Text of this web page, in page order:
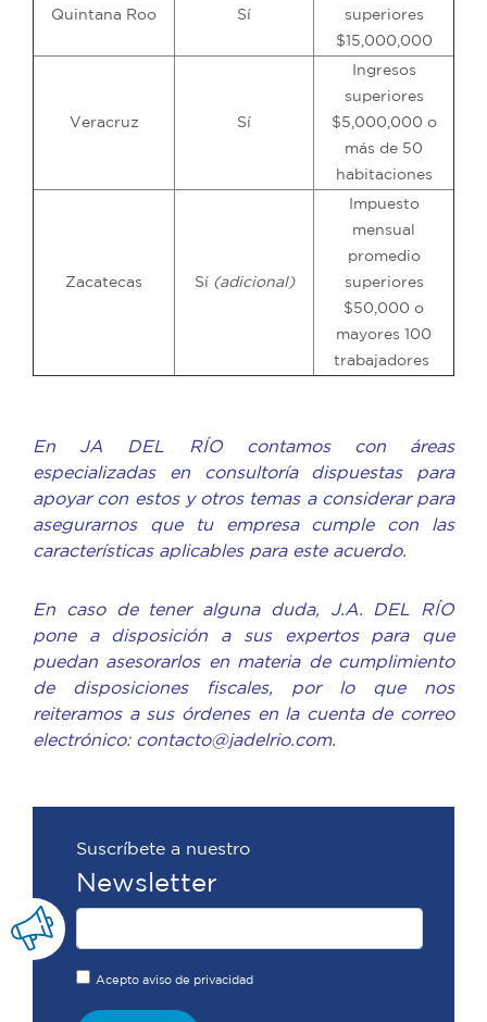
Quintana Roo Sí
superiores
$15,000,000
Veracruz Sí
Ingresos
superiores
$5,000,000 o
más de 50
habitaciones
Zacatecas Sí (adicional)
Impuesto
mensual
promedio
superiores
$50,000 o
mayores 100
trabajadores
En JA DEL RÍO contamos con áreas
especializadas en consultoría dispuestas para
apoyar con estos y otros temas a considerar para
asegurarnos que tu empresa cumple con las
características aplicables para este acuerdo.
En caso de tener alguna duda, J.A. DEL RÍO
pone a disposición a sus expertos para que
puedan asesorarlos en materia de cumplimiento
de disposiciones fiscales, por lo que nos
reiteramos a sus órdenes en la cuenta de correo
electrónico: contacto@jadelrio.com.
Suscríbete a nuestro
Newsletter
Acepto aviso de privacidad